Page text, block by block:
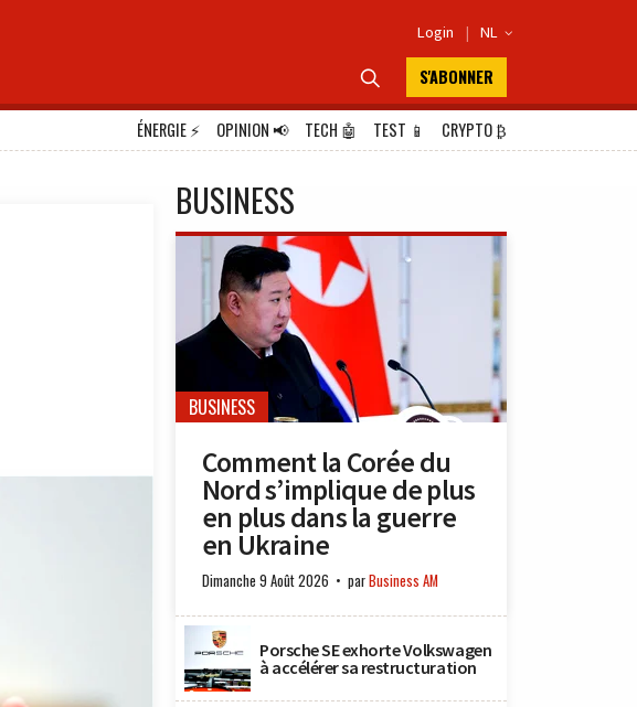
Login | NL 
 S'ABONNER
ÉNERGIE⚡ OPINION📢 TECH 🤖 TEST 📱 CRYPTO₿
BUSINESS
BUSINESS
Comment la Corée du
Nord s’implique de plus
en plus dans la guerre
en Ukraine
Dimanche 9 Août 2026 parBusiness AM
Porsche SE exhorte Volkswagen
à accélérer sa restructuration